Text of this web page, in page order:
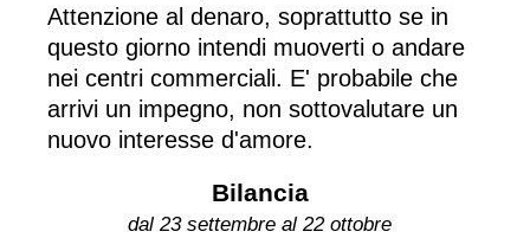
Attenzione al denaro, soprattutto se in
questo giorno intendi muoverti o andare
nei centri commerciali. E' probabile che
arrivi un impegno, non sottovalutare un
nuovo interesse d'amore.
Bilancia
dal 23 settembre al 22 ottobre